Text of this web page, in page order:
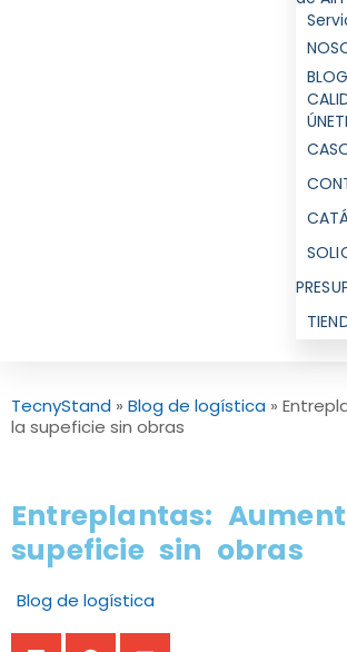
TecnyStand » Blog de logística »
la supeficie sin obras
Entreplantas:
supeficie sin obras
Blog de logística